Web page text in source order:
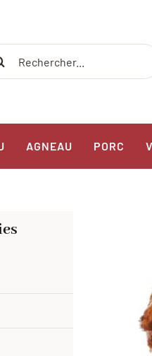
AGNEAU PORC